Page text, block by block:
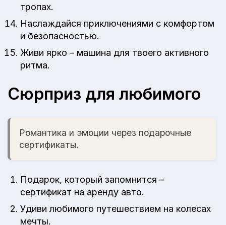
тропах.
Наслаждайся приключениями с комфортом
и безопасностью.
Живи ярко – машина для твоего активного
ритма.
Сюрприз для любимого
Романтика и эмоции через подарочные
сертификаты.
Подарок, который запомнится –
сертификат на аренду авто.
Удиви любимого путешествием на колесах
мечты.